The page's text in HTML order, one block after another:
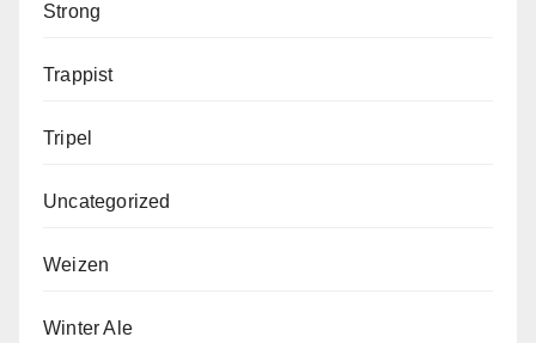
Strong
Trappist
Tripel
Uncategorized
Weizen
Winter Ale